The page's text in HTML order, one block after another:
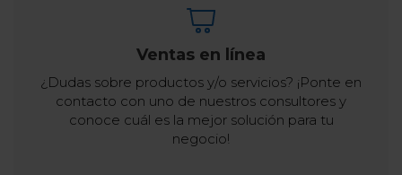
Ventas en línea
¿Dudas sobre productos y/o servicios? ¡Ponte en
contacto con uno de nuestros consultores y
conoce cuál es la mejor solución para tu
negocio!